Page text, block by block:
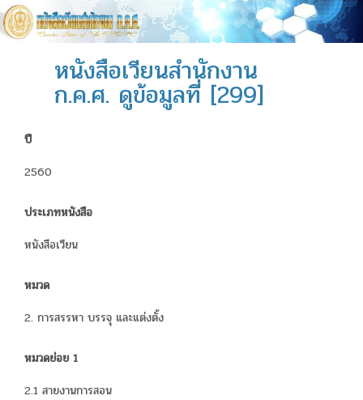
หนังสือเวียนสำนักงาน
ก.ค.ศ. ดูข้อมูลที่ [299]
ปี
2560
ประเภทหนังสือ
หนังสือเวียน
หมวด
2. การสรรหา บรรจุ และแต่งตั้ง
หมวดย่อย 1
2.1 สายงานการสอน